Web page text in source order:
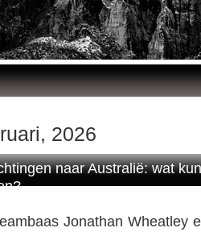
2026
naar Australië: wat
Jonathan Wheatley